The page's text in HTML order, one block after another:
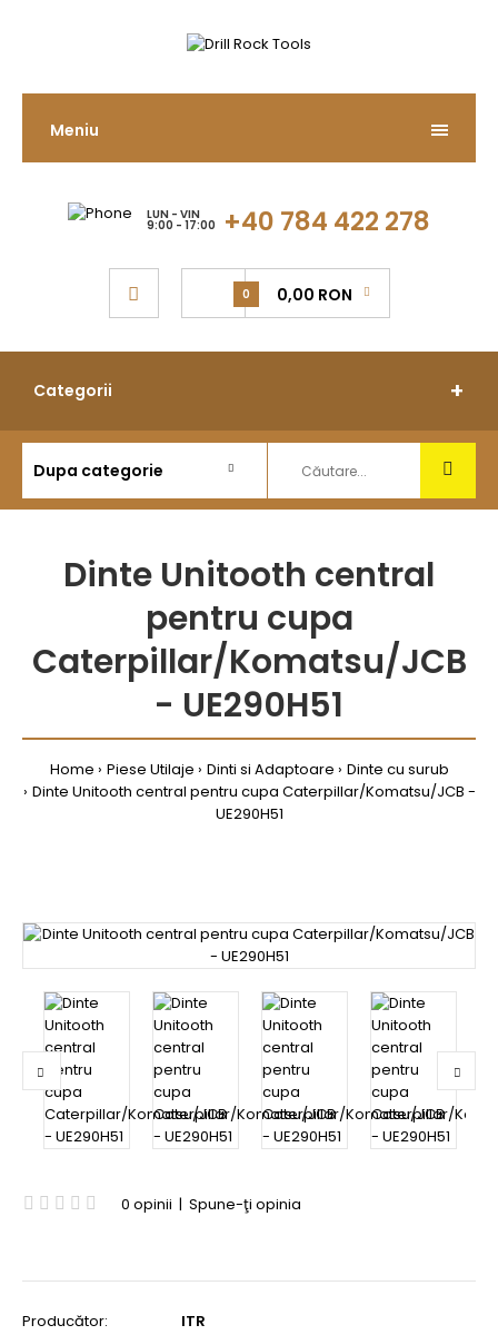
Meniu
LUN - VIN
9:00 - 17:00 +40 784 422 278
0 0,00 RON
Categorii
Dinte Unitooth central
pentru cupa
Caterpillar/Komatsu/JCB
- UE290H51
Home Piese Utilaje Dinti si Adaptoare
Dinte cu surub
Dinte Unitooth central pentru cupa Caterpillar/Komatsu/JCB -
UE290H51
0 opinii | Spune-ţi opinia
Producător:
ITR